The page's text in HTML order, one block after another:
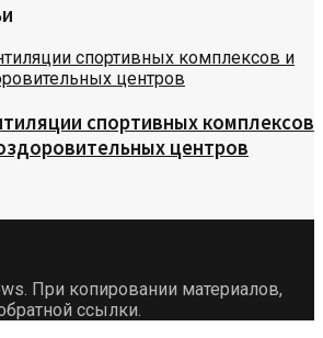
спортивных комплексов
центров
При копировании материалов,
ссылки.